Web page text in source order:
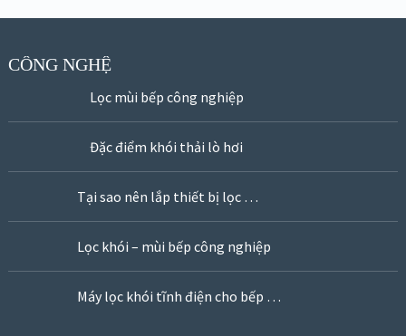
CÔNG NGHỆ
Lọc mùi bếp công nghiệp
Đặc điểm khói thải lò hơi
Tại sao nên lắp thiết bị lọc …
Lọc khói – mùi bếp công nghiệp
Máy lọc khói tĩnh điện cho bếp …